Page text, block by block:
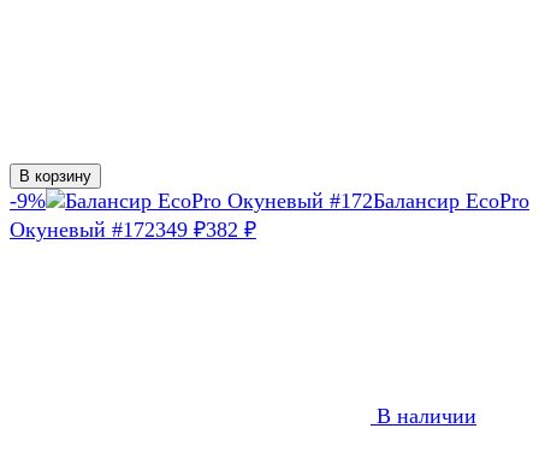
В корзину
-9%
Балансир EcoPro
Окуневый #172349 ₽382 ₽
В наличии